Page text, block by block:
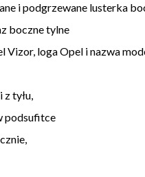
i podgrzewane lusterka
boczne tylne
Vizor, loga Opel i nazwa
tyłu,
podsufitce